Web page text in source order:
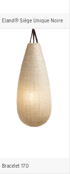
Eland® Siège Unique Noire
Bracelet 170